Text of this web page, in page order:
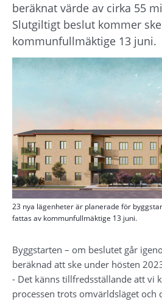
beräknat värde av cirka 55
Slutgiltigt beslut kommer
kommunfullmäktige 13 juni.
23 nya lägenheter är planerade för
fattas av kommunfullmäktige 13 juni.
Byggstarten – om beslutet går
beräknad att ske under hösten
- Det känns tillfredsställande att vi
processen trots omvärldsläget och